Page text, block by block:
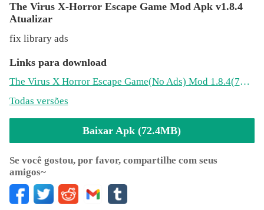
The Virus X-Horror Escape Game Mod Apk v1.8.4
Atualizar
fix library ads
Links para download
The Virus X Horror Escape Game(No Ads) Mod 1.8.4(72.4MB)
Todas versões
Baixar Apk (72.4MB)
Se você gostou, por favor, compartilhe com seus
amigos~